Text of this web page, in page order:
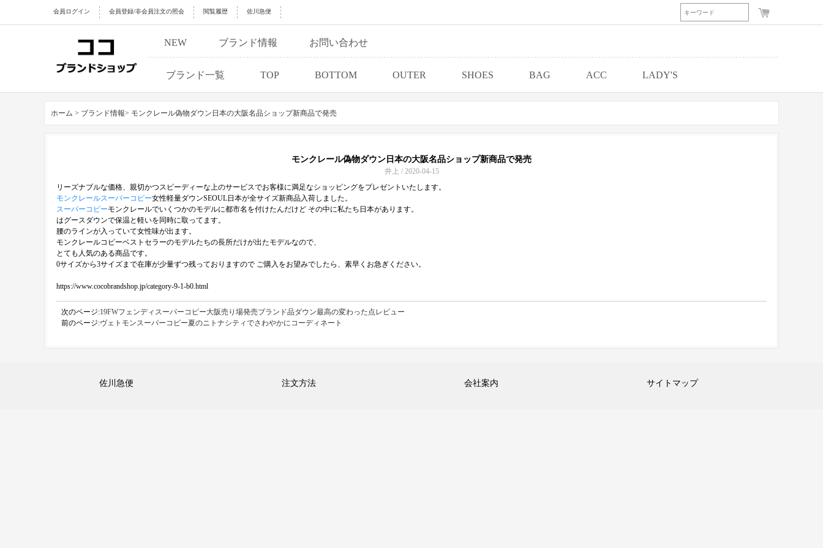
会員ログイン 会員登録/非会員注文の照会 閲覧履歴 佐川急便
NEW ブランド情報 お問い合わせ
ブランド一覧 TOP BOTTOM OUTER SHOES BAG ACC LADY'S
ホーム > ブランド情報> モンクレール偽物ダウン日本の大阪名品ショップ新商品で発売
モンクレール偽物ダウン日本の大阪名品ショップ新商品で発売
井上 / 2020-04-15
リーズナブルな価格、親切かつスピーディーな上のサービスでお客様に満足なショッピングをプレゼントいたします。
モンクレールスーパーコピー女性軽量ダウンSEOUL日本が全サイズ新商品入荷しました。
スーパーコピーモンクレールでいくつかのモデルに都市名を付けたんだけど その中に私たち日本があります。
はグースダウンで保温と軽いを同時に取ってます。
腰のラインが入っていて女性味が出ます。
モンクレールコピーベストセラーのモデルたちの長所だけが出たモデルなので、
とても人気のある商品です。
0サイズから3サイズまで在庫が少量ずつ残っておりますので ご購入をお望みでしたら、素早くお急ぎください。
https://www.cocobrandshop.jp/category-9-1-b0.html
次のページ:19FWフェンディスーパーコピー大阪売り場発売ブランド品ダウン最高の変わった点レビュー
前のページ:ヴェトモンスーパーコピー夏のニトナシティでさわやかにコーディネート
佐川急便 注文方法 会社案内 サイトマップ